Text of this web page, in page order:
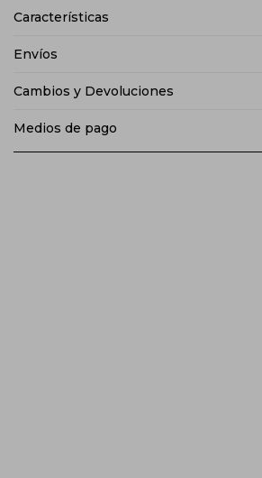
Características
Envíos
Cambios y Devoluciones
Medios de pago